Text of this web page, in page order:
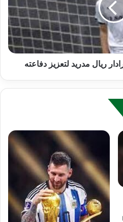
ريال مدريد لتعزيز دفاعته